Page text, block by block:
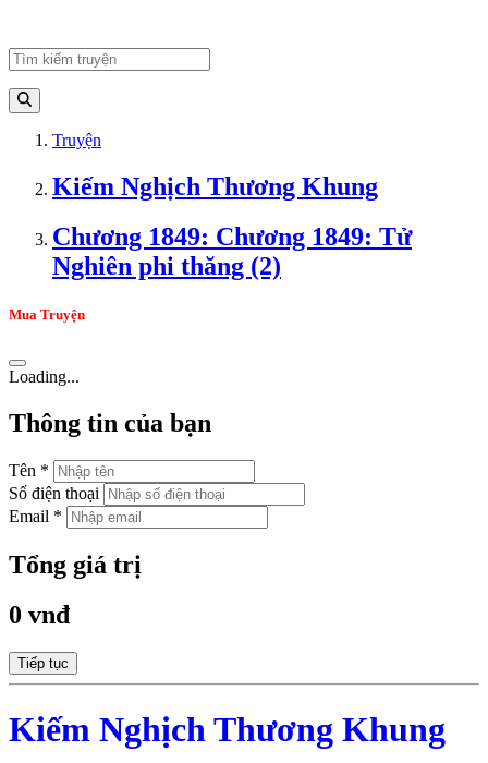
Truyện
Kiếm Nghịch Thương Khung
Chương 1849: Chương 1849: Tử
Nghiên phi thăng (2)
Mua Truyện
Loading...
Thông tin của bạn
Tên *
Số điện thoại
Email *
Tổng giá trị
0 vnđ
Tiếp tục
Kiếm Nghịch Thương Khung